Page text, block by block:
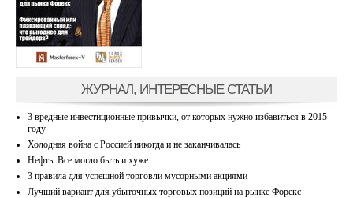
ЖУРНАЛ, ИНТЕРЕСНЫЕ СТАТЬИ
3 вредные инвестиционные привычки, от которых нужно избавиться в 2015
году
Холодная война с Россией никогда и не заканчивалась
Нефть: Все могло быть и хуже…
3 правила для успешной торговли мусорными акциями
Лучший вариант для убыточных торговых позиций на рынке Форекс